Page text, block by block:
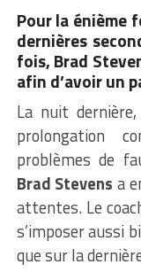
Pour la énième
dernières
fois, Brad
afin d’avoir un
La nuit
prolongation
problèmes de
Brad Stevens a
attentes. Le
s’imposer aussi
que sur la